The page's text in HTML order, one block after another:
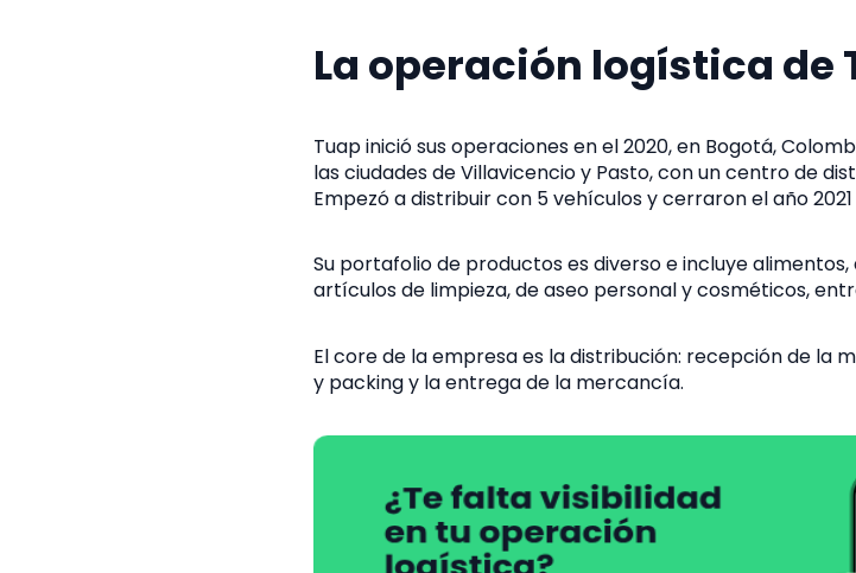
La operación logística de
Tuap inició sus operaciones en el 2020, en Bogotá,
las ciudades de Villavicencio y Pasto, con un centro de
Empezó a distribuir con 5 vehículos y cerraron el año
Su portafolio de productos es diverso e incluye
artículos de limpieza, de aseo personal y cosméticos,
El core de la empresa es la distribución: recepción de la
y packing y la entrega de la mercancía.